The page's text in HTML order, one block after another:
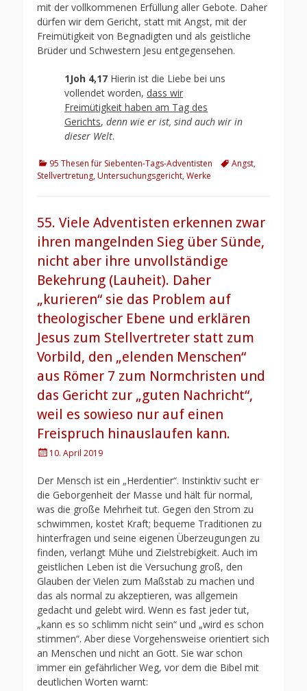
mit der vollkommenen Erfüllung aller Gebote. Daher
dürfen wir dem Gericht, statt mit Angst, mit der
Freimütigkeit von Begnadigten und als geistliche
Brüder und Schwestern Jesu entgegensehen.
1Joh 4,17 Hierin ist die Liebe bei uns
vollendet worden, dass wir
Freimütigkeit haben am Tag des
Gerichts, denn wie er ist, sind auch wir in
dieser Welt.
Kategorien
95 Thesen für Siebenten-Tags-Adventisten Schlagworte
Angst,
Stellvertretung, Untersuchungsgericht, Werke
55. Viele Adventisten erkennen zwar
ihren mangelnden Sieg über Sünde,
nicht aber ihre unvollständige
Bekehrung (Lauheit). Daher
„kurieren“ sie das Problem auf
theologischer Ebene und erklären
Jesus zum Stellvertreter statt zum
Vorbild, den „elenden Menschen“
aus Römer 7 zum Normchristen und
das Gericht zur „guten Nachricht“,
weil es sowieso nur auf einen
Freispruch hinauslaufen kann.
Posted10. April 2019
Der Mensch ist ein „Herdentier“. Instinktiv sucht er
die Geborgenheit der Masse und hält für normal,
was die große Mehrheit tut. Gegen den Strom zu
schwimmen, kostet Kraft; bequeme Traditionen zu
hinterfragen und seine eigenen Überzeugungen zu
finden, verlangt Mühe und Zielstrebigkeit. Auch im
geistlichen Leben ist die Versuchung groß, den
Glauben der Vielen zum Maßstab zu machen und
das als normal zu akzeptieren, was allgemein
gedacht und gelebt wird. Wenn es fast jeder tut,
„kann es so schlimm nicht sein“ und „wird es schon
stimmen“. Aber diese Vorgehensweise orientiert sich
an Menschen und nicht an Gott. Sie war schon
immer ein gefährlicher Weg, vor dem die Bibel mit
deutlichen Worten warnt: